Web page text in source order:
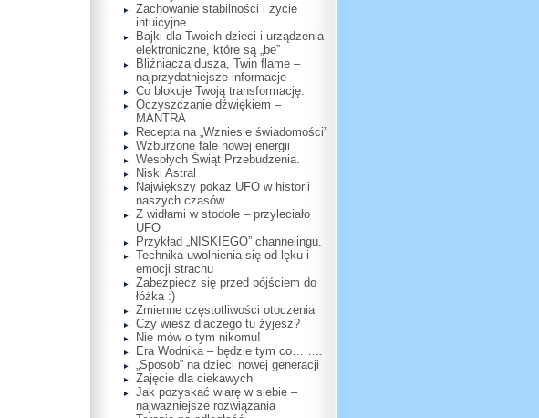
Zachowanie stabilności i życie
intuicyjne.
Bajki dla Twoich dzieci i urządzenia
elektroniczne, które są „be”
Bliźniacza dusza, Twin flame –
najprzydatniejsze informacje
Co blokuje Twoją transformację.
Oczyszczanie dźwiękiem –
MANTRA
Recepta na „Wzniesie świadomości”
Wzburzone fale nowej energii
Wesołych Świąt Przebudzenia.
Niski Astral
Największy pokaz UFO w historii
naszych czasów
Z widłami w stodole – przyleciało
UFO
Przykład „NISKIEGO” channelingu.
Technika uwolnienia się od lęku i
emocji strachu
Zabezpiecz się przed pójściem do
łóżka :)
Zmienne częstotliwości otoczenia
Czy wiesz dlaczego tu żyjesz?
Nie mów o tym nikomu!
Era Wodnika – będzie tym co……..
„Sposób” na dzieci nowej generacji
Zajęcie dla ciekawych
Jak pozyskać wiarę w siebie –
najważniejsze rozwiązania